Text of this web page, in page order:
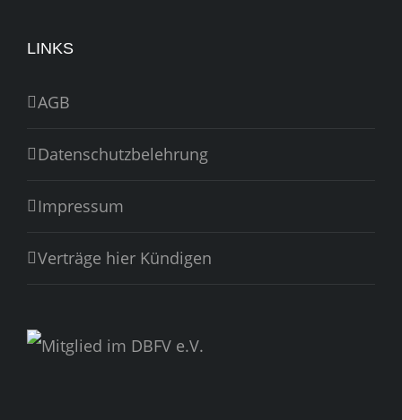
LINKS
AGB
Datenschutzbelehrung
Impressum
Verträge hier Kündigen